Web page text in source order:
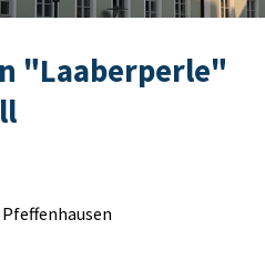
"Laaberperle"